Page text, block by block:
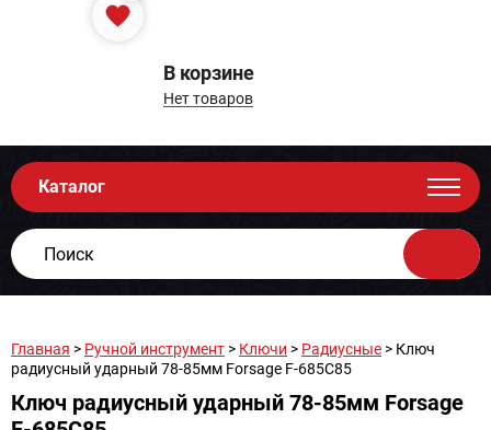
В корзине
Нет товаров
Каталог
Главная > Ручной инструмент > Ключи > Радиусные > Ключ
радиусный ударный 78-85мм Forsage F-685C85
Ключ радиусный ударный 78-85мм Forsage